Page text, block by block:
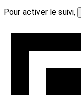
Pour activer le suivi,